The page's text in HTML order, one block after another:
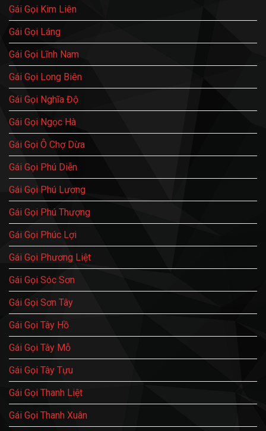
Gái Gọi Kim Liên
Gái Gọi Láng
Gái Gọi Lĩnh Nam
Gái Gọi Long Biên
Gái Gọi Nghĩa Độ
Gái Gọi Ngọc Hà
Gái Gọi Ô Chợ Dừa
Gái Gọi Phú Diễn
Gái Gọi Phú Lương
Gái Gọi Phú Thượng
Gái Gọi Phúc Lợi
Gái Gọi Phương Liệt
Gái Gọi Sóc Sơn
Gái Gọi Sơn Tây
Gái Gọi Tây Hồ
Gái Gọi Tây Mỗ
Gái Gọi Tây Tựu
Gái Gọi Thanh Liệt
Gái Gọi Thanh Xuân